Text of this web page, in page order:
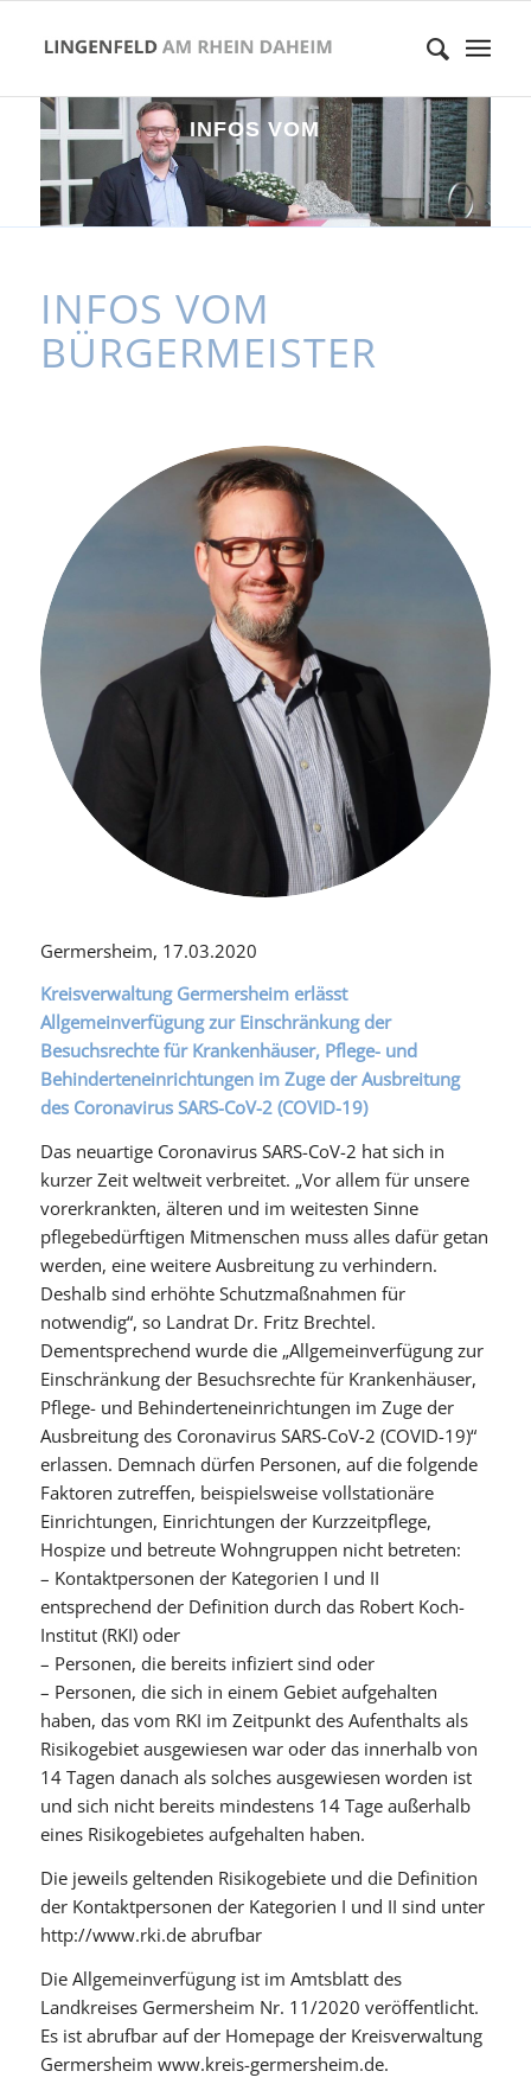
INFOS VOM
BÜ E RMEI T
INFOS VOM
BÜRGERMEISTER
Germersheim, 17.03.2020
Kreisverwaltung Germersheim erlässt
Allgemeinverfügung zur Einschränkung der
Besuchsrechte für Krankenhäuser, Pflege- und
Behinderteneinrichtungen im Zuge der Ausbreitung
des Coronavirus SARS-CoV-2 (COVID-19)
Das neuartige Coronavirus SARS-CoV-2 hat sich in
kurzer Zeit weltweit verbreitet. „Vor allem für unsere
vorerkrankten, älteren und im weitesten Sinne
pflegebedürftigen Mitmenschen muss alles dafür getan
werden, eine weitere Ausbreitung zu verhindern.
Deshalb sind erhöhte Schutzmaßnahmen für
notwendig“, so Landrat Dr. Fritz Brechtel.
Dementsprechend wurde die „Allgemeinverfügung zur
Einschränkung der Besuchsrechte für Krankenhäuser,
Pflege- und Behinderteneinrichtungen im Zuge der
Ausbreitung des Coronavirus SARS-CoV-2 (COVID-19)“
erlassen. Demnach dürfen Personen, auf die folgende
Faktoren zutreffen, beispielsweise vollstationäre
Einrichtungen, Einrichtungen der Kurzzeitpflege,
Hospize und betreute Wohngruppen nicht betreten:
– Kontaktpersonen der Kategorien I und II
entsprechend der Definition durch das Robert Koch-
Institut (RKI) oder
– Personen, die bereits infiziert sind oder
– Personen, die sich in einem Gebiet aufgehalten
haben, das vom RKI im Zeitpunkt des Aufenthalts als
Risikogebiet ausgewiesen war oder das innerhalb von
14 Tagen danach als solches ausgewiesen worden ist
und sich nicht bereits mindestens 14 Tage außerhalb
eines Risikogebietes aufgehalten haben.
Die jeweils geltenden Risikogebiete und die Definition
der Kontaktpersonen der Kategorien I und II sind unter
http://www.rki.de abrufbar
Die Allgemeinverfügung ist im Amtsblatt des
Landkreises Germersheim Nr. 11/2020 veröffentlicht.
Es ist abrufbar auf der Homepage der Kreisverwaltung
Germersheim www.kreis-germersheim.de.